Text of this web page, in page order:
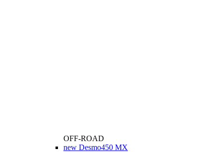
OFF-ROAD
new Desmo450 MX